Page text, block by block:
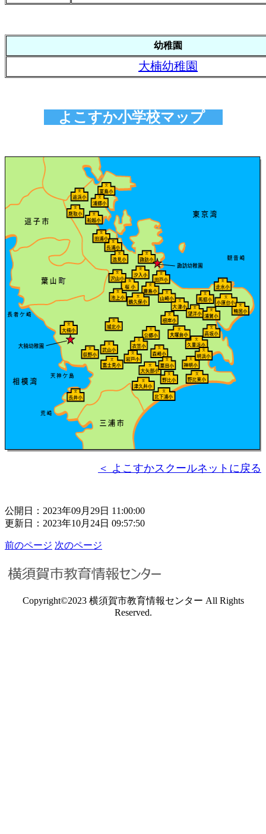
幼稚園
大楠幼稚園
よこすか小学校マップ
＜ よこすかスクールネットに戻る
公開日：2023年09月29日 11:00:00
更新日：2023年10月24日 09:57:50
前のページ 次のページ
Copyright©2023 横須賀市教育情報センター All Rights
Reserved.